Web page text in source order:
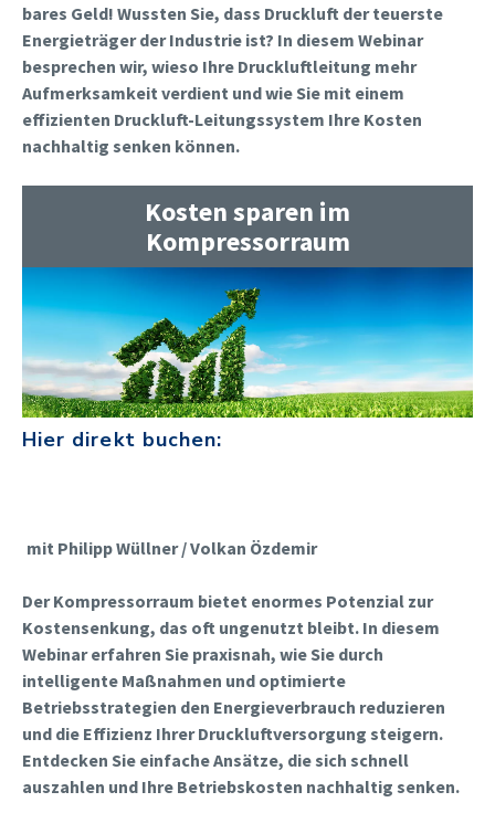
bares Geld! Wussten Sie, dass Druckluft der teuerste
Energieträger der Industrie ist? In diesem Webinar
besprechen wir, wieso Ihre Druckluftleitung mehr
Aufmerksamkeit verdient und wie Sie mit einem
effizienten Druckluft-Leitungssystem Ihre Kosten
nachhaltig senken können.
Kosten sparen im
Kompressorraum
Hier direkt buchen:
mit Philipp Wüllner / Volkan Özdemir
Der Kompressorraum bietet enormes Potenzial zur
Kostensenkung, das oft ungenutzt bleibt. In diesem
Webinar erfahren Sie praxisnah, wie Sie durch
intelligente Maßnahmen und optimierte
Betriebsstrategien den Energieverbrauch reduzieren
und die Effizienz Ihrer Druckluftversorgung steigern.
Entdecken Sie einfache Ansätze, die sich schnell
auszahlen und Ihre Betriebskosten nachhaltig senken.